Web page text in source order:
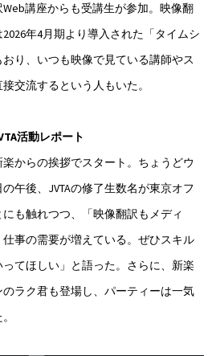
講座からも受講生が参加。映像翻
年4月期より導入された「タイムシ
り、いつも映像で見ている講師やス
交流するという人もいた。
活動レポート
からの挨拶でスタート。ちょうどウ
午後、JVTAの修了生数名が東京オフ
も触れつつ、「映像翻訳もメディ
事の需要が増えている。ぜひスキル
てほしい」と語った。さらに、新楽
ラク君も登場し、パーティーは一気